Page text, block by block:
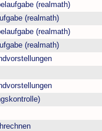
(realmath)
(realmath)
(realmath)
(realmath)